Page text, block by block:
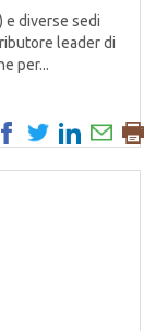
e diverse sedi
leader di
per...